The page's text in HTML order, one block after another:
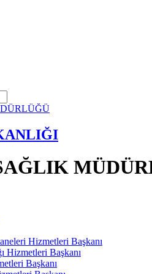
Hizmetleri Başkanı
Hizmetleri Başkanı
Başkanı